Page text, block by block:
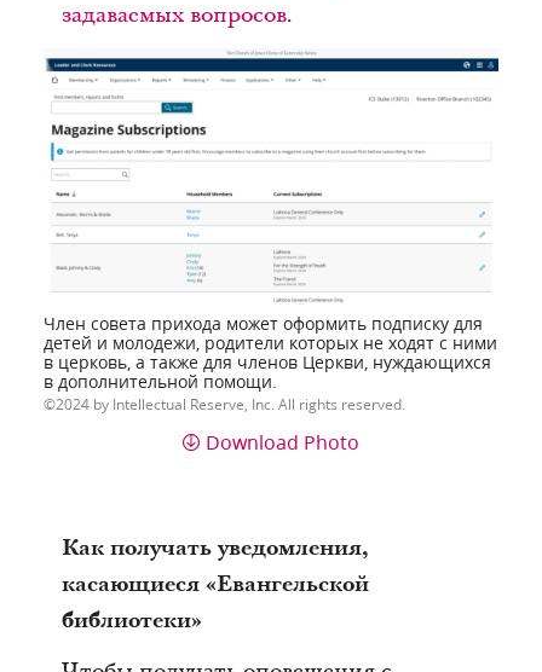
задаваемых вопросов.
Член совета прихода может оформить подписку для
детей и молодежи, родители которых не ходят с ними
в церковь, а также для членов Церкви, нуждающихся
в дополнительной помощи.
2024 by Intellectual Reserve, Inc. All rights reserved.
Download Photo
Как получать уведомления,
касающиеся «Евангельской
библиотеки»